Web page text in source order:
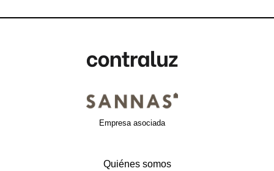
Empresa asociada
Quiénes somos